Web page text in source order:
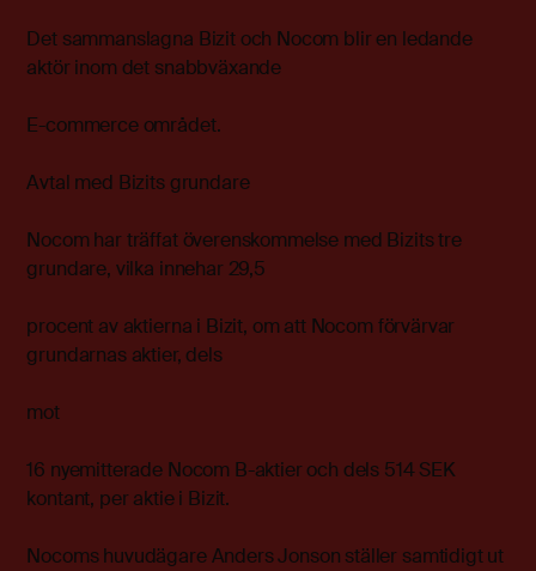
Det sammanslagna Bizit och Nocom blir en ledande
aktör inom det snabbväxande
E-commerce området.
Avtal med Bizits grundare
Nocom har träffat överenskommelse med Bizits tre
grundare, vilka innehar 29,5
procent av aktierna i Bizit, om att Nocom förvärvar
grundarnas aktier, dels
mot
16 nyemitterade Nocom B-aktier och dels 514 SEK
kontant, per aktie i Bizit.
Nocoms huvudägare Anders Jonson ställer samtidigt ut